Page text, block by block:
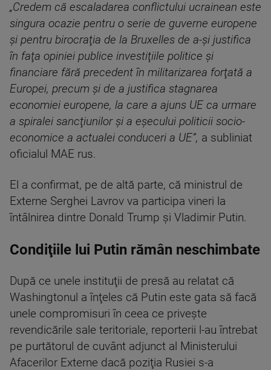
„Credem că escaladarea conflictului ucrainean este
singura ocazie pentru o serie de guverne europene
şi pentru birocraţia de la Bruxelles de a-şi justifica
în faţa opiniei publice investiţiile politice şi
financiare fără precedent în militarizarea forţată a
Europei, precum şi de a justifica stagnarea
economiei europene, la care a ajuns UE ca urmare
a spiralei sancţiunilor şi a eşecului politicii socio-
economice a actualei conduceri a UE”, a subliniat
oficialul MAE rus.
El a confirmat, pe de altă parte, că ministrul de
Externe Serghei Lavrov va participa vineri la
întâlnirea dintre Donald Trump şi Vladimir Putin.
Condiţiile lui Putin rămân neschimbate
După ce unele instituţii de presă au relatat că
Washingtonul a înţeles că Putin este gata să facă
unele compromisuri în ceea ce priveşte
revendicările sale teritoriale, reporterii l-au întrebat
pe purtătorul de cuvânt adjunct al Ministerului
Afacerilor Externe dacă poziţia Rusiei s-a